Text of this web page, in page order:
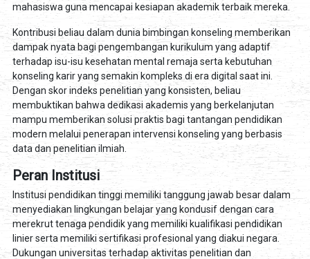
mahasiswa guna mencapai kesiapan akademik terbaik mereka.
Kontribusi beliau dalam dunia bimbingan konseling memberikan
dampak nyata bagi pengembangan kurikulum yang adaptif
terhadap isu-isu kesehatan mental remaja serta kebutuhan
konseling karir yang semakin kompleks di era digital saat ini.
Dengan skor indeks penelitian yang konsisten, beliau
membuktikan bahwa dedikasi akademis yang berkelanjutan
mampu memberikan solusi praktis bagi tantangan pendidikan
modern melalui penerapan intervensi konseling yang berbasis
data dan penelitian ilmiah.
Peran Institusi
Institusi pendidikan tinggi memiliki tanggung jawab besar dalam
menyediakan lingkungan belajar yang kondusif dengan cara
merekrut tenaga pendidik yang memiliki kualifikasi pendidikan
linier serta memiliki sertifikasi profesional yang diakui negara.
Dukungan universitas terhadap aktivitas penelitian dan